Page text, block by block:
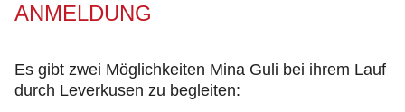
ANMELDUNG
Es gibt zwei Möglichkeiten Mina Guli bei ihrem Lauf
durch Leverkusen zu begleiten: